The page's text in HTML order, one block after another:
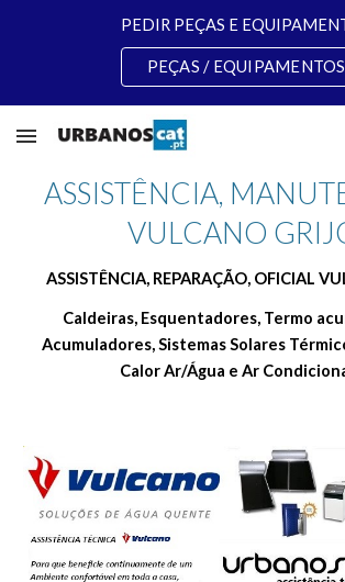
PEDIR PEÇAS E
PEÇAS / EQUIPAMENTOS
ASSISTÊNCIA,
VULCANO
ASSISTÊNCIA, REPARAÇÃO, OFICIAL
Caldeiras, Esquentadores, Termo
Acumuladores, Sistemas Solares
Calor Ar/Água e Ar